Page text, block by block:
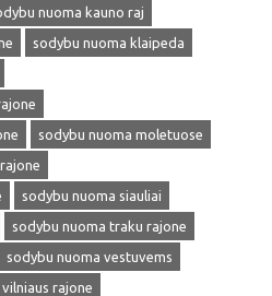
nuoma kauno raj
sodybu nuoma klaipeda
sodybu nuoma moletuose
sodybu nuoma siauliai
sodybu nuoma traku rajone
sodybu nuoma vestuvems
rajone